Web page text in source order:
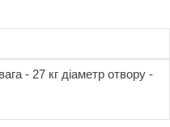
- 27 кг діаметр отвору -